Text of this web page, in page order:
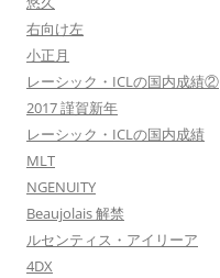
右向け左
小正月
レーシック・ICLの国内成績②
2017 謹賀新年
レーシック・ICLの国内成績
MLT
NGENUITY
Beaujolais 解禁
ルセンティス・アイリーア
4DX